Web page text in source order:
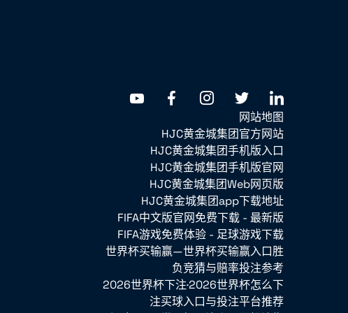
网站地图
HJC黄金城集团官方网站
HJC黄金城集团手机版入口
HJC黄金城集团手机版官网
HJC黄金城集团Web网页版
HJC黄金城集团app下载地址
FIFA中文版官网免费下载 - 最新版
FIFA游戏免费体验 - 足球游戏下载
世界杯买输赢—世界杯买输赢入口胜
负竞猜与赔率投注参考
2026世界杯下注·2026世界杯怎么下
注买球入口与投注平台推荐